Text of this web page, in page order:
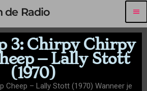
de Radio menu
3: Chirpy Chirpy
– Lally Stott
(1970)
Cheep – Lally Stott (1970) Wanneer je